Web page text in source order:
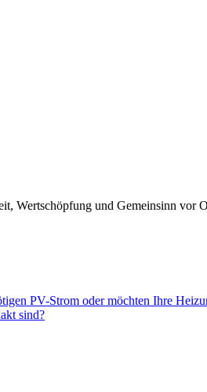
Wertschöpfung und Gemeinsinn vor
PV-Strom oder möchten Ihre
sind?